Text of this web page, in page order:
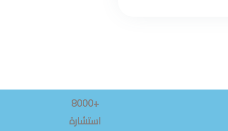
+8000
استشارة